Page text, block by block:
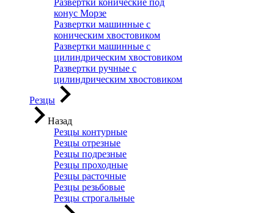
Развертки конические под
конус Морзе
Развертки машинные с
коническим хвостовиком
Развертки машинные с
цилиндрическим хвостовиком
Развертки ручные с
цилиндрическим хвостовиком
Резцы
Назад
Резцы контурные
Резцы отрезные
Резцы подрезные
Резцы проходные
Резцы расточные
Резцы резьбовые
Резцы строгальные